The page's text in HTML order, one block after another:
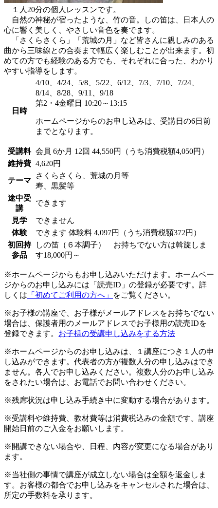
１人20分の個人レッスンです。
自然の神秘が宿ったような、竹の音。しの笛は、日本人の
心に響く美しく、やさしい音色を奏でます。
「さくらさくら」「荒城の月」など皆さんに親しみのある
曲から三味線との合奏まで幅広く楽しむことが出来ます。初
めての方でも経験のある方でも、それぞれに合った、わかり
やすい指導をします。
日時
4/10、4/24、5/8、5/22、6/12、7/3、7/10、7/24、
8/14、8/28、9/11、9/18
第2・4金曜日 10:20～13:15
ホームページからのお申し込みは、受講日の6日前
までとなります。
受講料 会員 6か月 12回 44,550円（うち消費税額4,050円）
維持費 4,620円
テーマ
さくらさくら、荒城の月等
寿、黒髪等
途中受
講
できます
見学
できません
体験
できます 体験料 4,097円（うち消費税額372円）
初回持
参品
しの笛（６本調子） お持ちでない方は斡旋しま
す18,000円～
※ホームページからもお申し込みいただけます。ホームペー
ジからのお申し込みには「読売ID」の登録が必要です。詳
しくは 「初めてご利用の方へ」 をご覧ください。
※お子様の講座で、お子様がメールアドレスをお持ちでない
場合は、保護者用のメールアドレスでお子様用の読売IDを
登録できます。 お子様の受講申し込みをする方法
※ホームページからのお申し込みは、１講座につき１人の申
し込みができます。代表者の方が複数人分の申し込みはでき
ません。各人でお申し込みください。複数人分のお申し込み
をされたい場合は、お電話でお問い合わせください。
※残席状況は申し込み手続き中に変動する場合があります。
※受講料や維持費、教材費等は消費税込みの金額です。講座
開始日前のご入金をお願いします。
※開講できない場合や、日程、内容が変更になる場合があり
ます。
※当社側の事情で講座が成立しない場合は全額を返金しま
す。お客様の都合でお申し込みをキャンセルされた場合は、
所定の手数料を承ります。